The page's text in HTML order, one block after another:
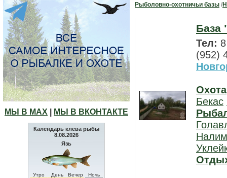
МЫ В МАХ МЫ В ВКОНТАКТЕ
Календарь клева рыбы
8.08.2026
Язь
Утро День Вечер Ночь
Рыболовно-охотничьи базы /
База
Тел:
(952)
Охота
Бекас
Налим